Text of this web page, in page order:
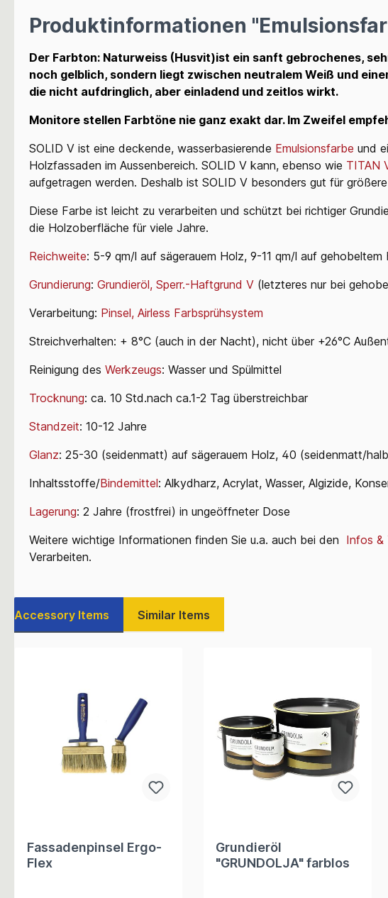
Produktinformationen
Der Farbton: Naturweiss (Husvit)ist ein sanft gebrochenes,
noch gelblich, sondern liegt zwischen neutralem Weiß und
die nicht aufdringlich, aber einladend und zeitlos wirkt.
Monitore stellen Farbtöne nie ganz exakt dar. Im Zweifel
SOLID V ist eine deckende, wasserbasierende Emulsionsfarbe und
Holzfassaden im Aussenbereich. SOLID V kann, ebenso wie TITAN
aufgetragen werden. Deshalb ist SOLID V besonders gut für
Diese Farbe ist leicht zu verarbeiten und schützt bei richtiger
die Holzoberfläche für viele Jahre.
Reichweite: 5-9 qm/l auf sägerauem Holz, 9-11 qm/l auf gehobeltem
Grundierung: Grundieröl, Sperr.-Haftgrund V (letzteres nur bei
Verarbeitung: Pinsel, Airless Farbsprühsystem
Streichverhalten: + 8°C (auch in der Nacht), nicht über +26°C
Reinigung des Werkzeugs: Wasser und Spülmittel
Trocknung: ca. 10 Std.nach ca.1-2 Tag überstreichbar
Standzeit: 10-12 Jahre
Glanz: 25-30 (seidenmatt) auf sägerauem Holz, 40 (seidenmatt/
Inhaltsstoffe/Bindemittel: Alkydharz, Acrylat, Wasser, Algizide,
Lagerung: 2 Jahre (frostfrei) in ungeöffneter Dose
Weitere wichtige Informationen finden Sie u.a. auch bei den Infos &
Verarbeiten.
Accessory Items Similar Items
Fassadenpinsel Ergo-
Flex
Grundieröl
"GRUNDOLJA" farblos